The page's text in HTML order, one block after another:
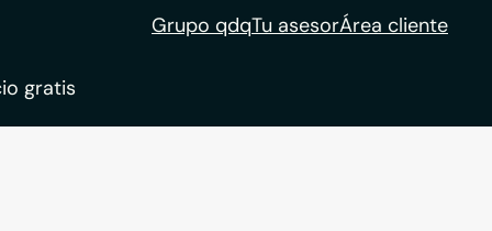
Grupo qdqTu asesorÁrea cliente
gratis